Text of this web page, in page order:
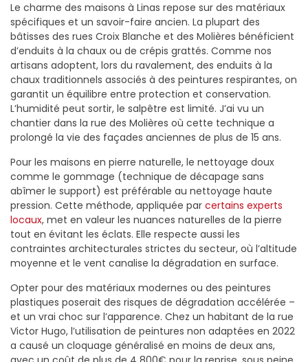
Le charme des maisons à Linas repose sur des matériaux
spécifiques et un savoir-faire ancien. La plupart des
bâtisses des rues Croix Blanche et des Molières bénéficient
d’enduits à la chaux ou de crépis grattés. Comme nos
artisans adoptent, lors du ravalement, des enduits à la
chaux traditionnels associés à des peintures respirantes, on
garantit un équilibre entre protection et conservation.
L’humidité peut sortir, le salpêtre est limité. J’ai vu un
chantier dans la rue des Molières où cette technique a
prolongé la vie des façades anciennes de plus de 15 ans.
Pour les maisons en pierre naturelle, le nettoyage doux
comme le gommage (technique de décapage sans
abîmer le support) est préférable au nettoyage haute
pression. Cette méthode, appliquée par certains experts
locaux, met en valeur les nuances naturelles de la pierre
tout en évitant les éclats. Elle respecte aussi les
contraintes architecturales strictes du secteur, où l’altitude
moyenne et le vent canalise la dégradation en surface.
Opter pour des matériaux modernes ou des peintures
plastiques poserait des risques de dégradation accélérée –
et un vrai choc sur l’apparence. Chez un habitant de la rue
Victor Hugo, l’utilisation de peintures non adaptées en 2022
a causé un cloquage généralisé en moins de deux ans,